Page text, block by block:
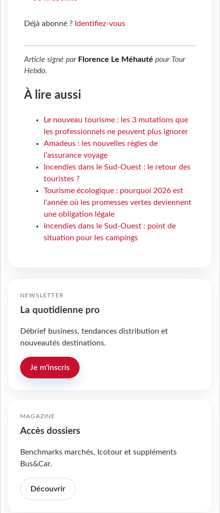
Déjà abonné ? Identifiez-vous
Article signé par Florence Le Méhauté pour Tour
Hebdo.
À lire aussi
Le nouveau tourisme : les 3 mutations que
les professionnels ne peuvent plus ignorer
Amadeus : les nouvelles règles de
l’assurance voyage
Incendies dans le Sud-Ouest : le retour des
touristes ?
Tourisme écologique : pourquoi 2026 est
l'année où les promesses vertes deviennent
une obligation légale
Incendies dans le Sud-Ouest : point de
situation pour les campings
NEWSLETTER
La quotidienne pro
Débrief business, tendances distribution et
nouveautés destinations.
Je m'inscris
MAGAZINE
Accès dossiers
Benchmarks marchés, Icotour et suppléments
Bus&Car.
Découvrir